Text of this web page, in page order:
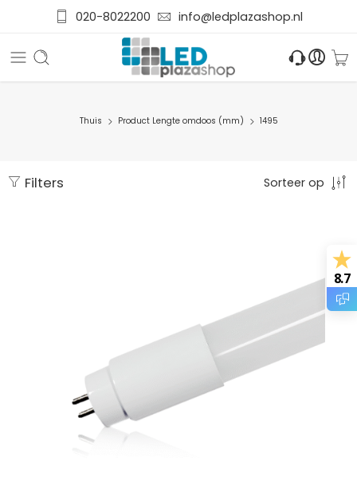
020-8022200 info@ledplazashop.nl
Thuis Product Lengte omdoos (mm) 1495
Filters Sorteer op
8.7